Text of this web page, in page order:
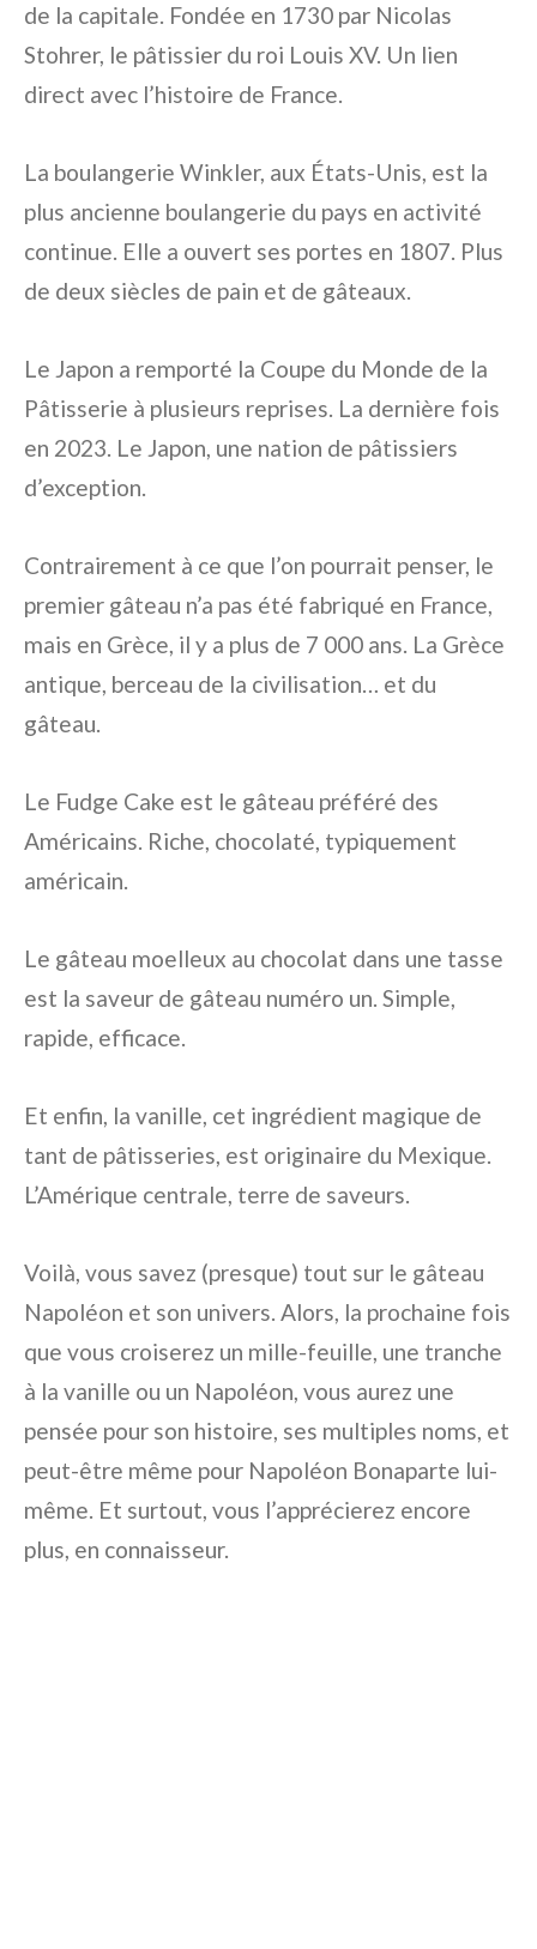
de la capitale. Fondée en 1730 par Nicolas
Stohrer, le pâtissier du roi Louis XV. Un lien
direct avec l’histoire de France.
La boulangerie Winkler, aux États-Unis, est la
plus ancienne boulangerie du pays en activité
continue. Elle a ouvert ses portes en 1807. Plus
de deux siècles de pain et de gâteaux.
Le Japon a remporté la Coupe du Monde de la
Pâtisserie à plusieurs reprises. La dernière fois
en 2023. Le Japon, une nation de pâtissiers
d’exception.
Contrairement à ce que l’on pourrait penser, le
premier gâteau n’a pas été fabriqué en France,
mais en Grèce, il y a plus de 7 000 ans. La Grèce
antique, berceau de la civilisation… et du
gâteau.
Le Fudge Cake est le gâteau préféré des
Américains. Riche, chocolaté, typiquement
américain.
Le gâteau moelleux au chocolat dans une tasse
est la saveur de gâteau numéro un. Simple,
rapide, efficace.
Et enfin, la vanille, cet ingrédient magique de
tant de pâtisseries, est originaire du Mexique.
L’Amérique centrale, terre de saveurs.
Voilà, vous savez (presque) tout sur le gâteau
Napoléon et son univers. Alors, la prochaine fois
que vous croiserez un mille-feuille, une tranche
à la vanille ou un Napoléon, vous aurez une
pensée pour son histoire, ses multiples noms, et
peut-être même pour Napoléon Bonaparte lui-
même. Et surtout, vous l’apprécierez encore
plus, en connaisseur.